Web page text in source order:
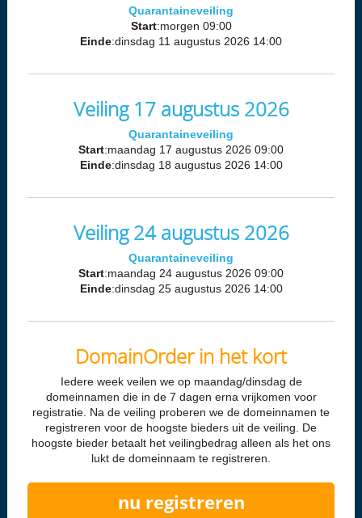
Quarantaineveiling
Start:morgen 09:00
Einde:dinsdag 11 augustus 2026 14:00
Veiling 17 augustus 2026
Quarantaineveiling
Start:maandag 17 augustus 2026 09:00
Einde:dinsdag 18 augustus 2026 14:00
Veiling 24 augustus 2026
Quarantaineveiling
Start:maandag 24 augustus 2026 09:00
Einde:dinsdag 25 augustus 2026 14:00
DomainOrder in het kort
Iedere week veilen we op maandag/dinsdag de
domeinnamen die in de 7 dagen erna vrijkomen voor
registratie. Na de veiling proberen we de domeinnamen te
registreren voor de hoogste bieders uit de veiling. De
hoogste bieder betaalt het veilingbedrag alleen als het ons
lukt de domeinnaam te registreren.
nu registreren